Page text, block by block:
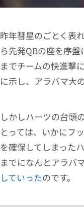
昨年彗星のごとく表
ら先発QBの座を序
までチームの快進撃
に示し、アラバマ大
しかしハーツの台頭
とっては、いかにフ
を確保してしまった
までになんとアラバ
していったのです。